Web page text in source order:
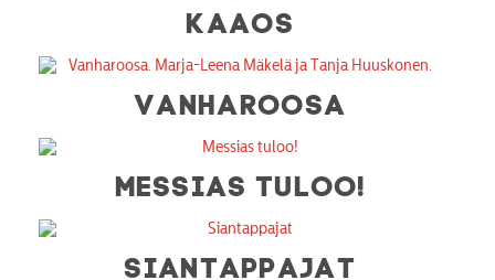
KAAOS
VANHAROOSA
MESSIAS TULOO!
SIANTAPPAJAT